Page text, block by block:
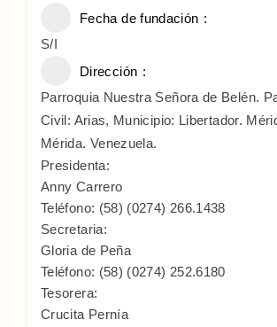
Fecha de fundación
S/I
Dirección
Parroquia Nuestra Señora de Belén.
Civil: Arias, Municipio: Libertador.
Mérida. Venezuela.
Presidenta:
Anny Carrero
Teléfono: (58) (0274) 266.1438
Secretaria:
Gloria de Peña
Teléfono: (58) (0274) 252.6180
Tesorera:
Crucita Pernía